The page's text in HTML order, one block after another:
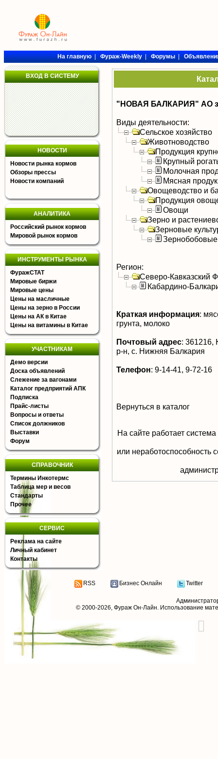
На главную|Фураж-Weekly|Форумы|
ВХОД В СИСТЕМУ
НОВОСТИ
Новости рынка кормов
Обзоры прессы
Новости компаний
АНАЛИТИКА
Российский рынок кормов
Мировой рынок кормов
ИНСТРУМЕНТЫ РЫНКА
ФуражСТАТ
Мировые биржи
Мировые цены
Цены на масличные
Цены на зерно в России
Цены на АК в Китае
Цены на витамины в Китае
УЧАСТНИКАМ
Демо версии
Доска объявлений
Слежение за вагонами
Каталог предприятий АПК
Подписка
Прайс-листы
Вопросы и ответы
Список должников
Выставки
Форум
СПРАВОЧНИК
Термины Инкотермс
Таблица мер и весов
Стандарты
Прочее
СЕРВИС
Реклама на сайте
Личный кабинет
Контакты
"НОВАЯ БАЛКАРИЯ" АО
Виды деятельности:
Сельское хозяйство
Животноводство
Продукция
Крупный
Молочная
Мясная
Овощеводство и
Продукция
Овощи
Зерно и
Зерновые
Зернобобовые
Регион:
Северо-Кавказский
Кабардино-
Краткая информация:
грунта, молоко
Почтовый адрес: 361216,
р-н, с. Нижняя Балкария
Телефон: 9-14-41, 9-72-16
Вернуться в каталог
На сайте работает
или неработоспособность
RSS Бизнес Онлайн Twitter
© 2000-2026, Фураж Он-Лайн. Использование